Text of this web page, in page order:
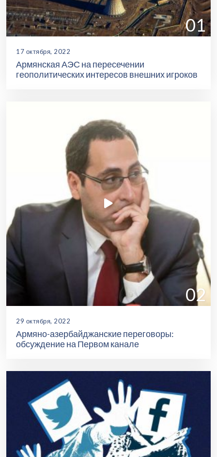
01
17 октября, 2022
Армянская АЭС на пересечении
геополитических интересов внешних игроков
02
29 октября, 2022
Армяно-азербайджанские переговоры:
обсуждение на Первом канале